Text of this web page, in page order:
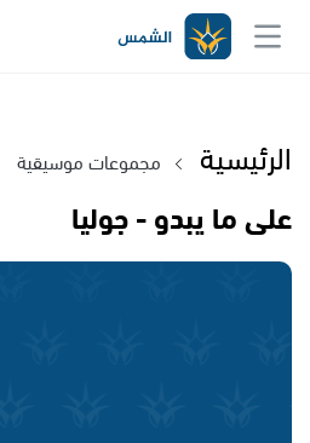
الرئيسية مجموعات موسيقية
على ما يبدو - جوليا